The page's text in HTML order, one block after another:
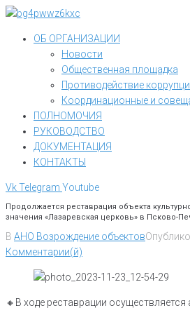
Перейти
контентуОБ ОРГАНИЗАЦИИ
Новости
Общественная площадка
Противодействие
Координационные и
ПОЛНОМОЧИЯ
РУКОВОДСТВО
ДОКУМЕНТАЦИЯ
КОНТАКТЫ
VkTelegram Youtube
Продолжается реставрация объекта
значения «Лазаревская церковь» в Псково-
В АНО Возрождение объектов
Комментарии(й)
🔸️В ходе реставрации осуществляется